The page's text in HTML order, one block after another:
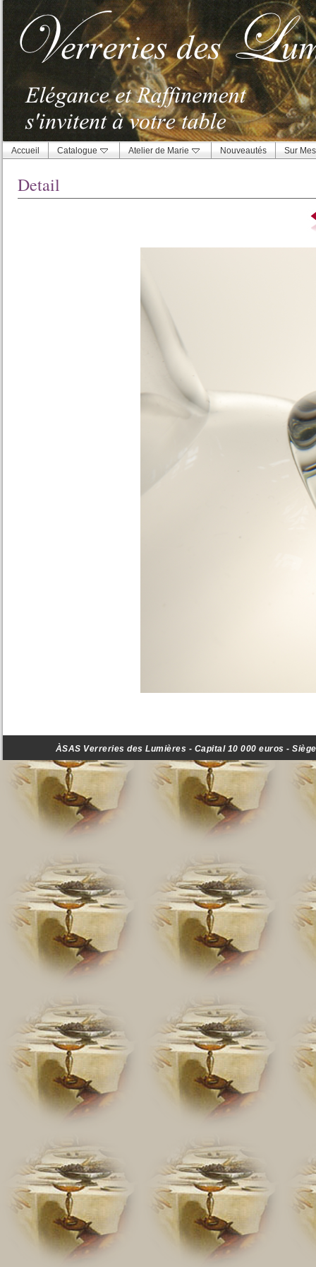
Accueil Catalogue Atelier de Marie Nouveautés Sur
Detail
ÀSAS Verreries des Lumières - Capital 10 000 euros -